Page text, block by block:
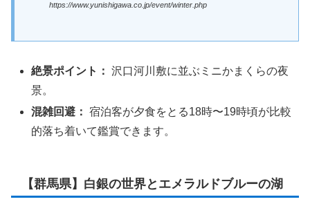
https://www.yunishigawa.co.jp/event/winter.php
絶景ポイント： 沢口河川敷に並ぶミニかまくらの夜
景。
混雑回避： 宿泊客が夕食をとる18時〜19時頃が比較
的落ち着いて鑑賞できます。
【群馬県】白銀の世界とエメラルドブルーの湖